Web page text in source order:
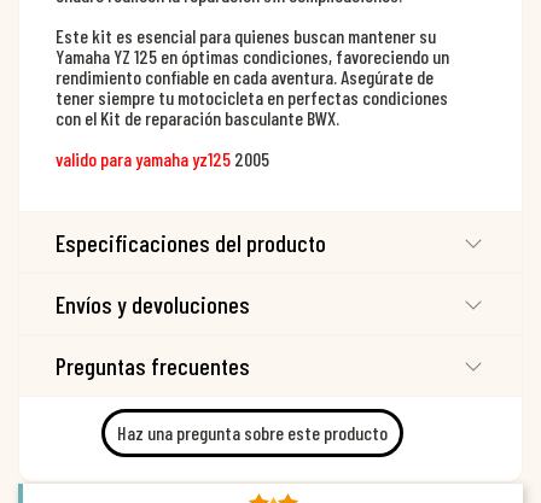
Este kit es esencial para quienes buscan mantener su
Yamaha YZ 125 en óptimas condiciones, favoreciendo un
rendimiento confiable en cada aventura. Asegúrate de
tener siempre tu motocicleta en perfectas condiciones
con el Kit de reparación basculante BWX.
valido para yamaha yz125 2005
Especificaciones del producto
Envíos y devoluciones
Preguntas frecuentes
Haz una pregunta sobre este producto